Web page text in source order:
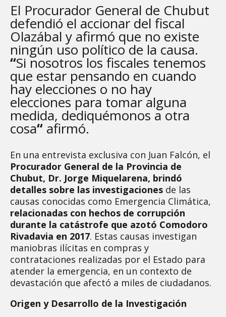
El Procurador General de Chubut
defendió el accionar del fiscal
Olazábal y afirmó que no existe
ningún uso político de la causa.
“Si nosotros los fiscales tenemos
que estar pensando en cuando
hay elecciones o no hay
elecciones para tomar alguna
medida, dediquémonos a otra
cosa“ afirmó.
En una entrevista exclusiva con Juan Falcón, el
Procurador General de la Provincia de
Chubut, Dr. Jorge Miquelarena, brindó
detalles sobre las investigaciones de las
causas conocidas como Emergencia Climática,
relacionadas con hechos de corrupción
durante la catástrofe que azotó Comodoro
Rivadavia en 2017. Estas causas investigan
maniobras ilícitas en compras y
contrataciones realizadas por el Estado para
atender la emergencia, en un contexto de
devastación que afectó a miles de ciudadanos.
Origen y Desarrollo de la Investigación